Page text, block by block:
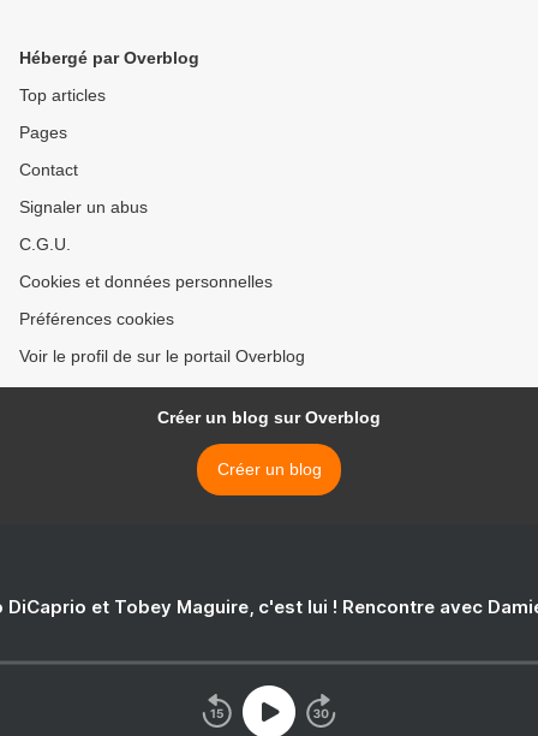
Hébergé par Overblog
Top articles
Pages
Contact
Signaler un abus
C.G.U.
Cookies et données personnelles
Préférences cookies
Voir le profil de sur le portail Overblog
Créer un blog sur Overblog
Créer un blog
DiCaprio et Tobey Maguire, c'est lui ! Rencontre avec